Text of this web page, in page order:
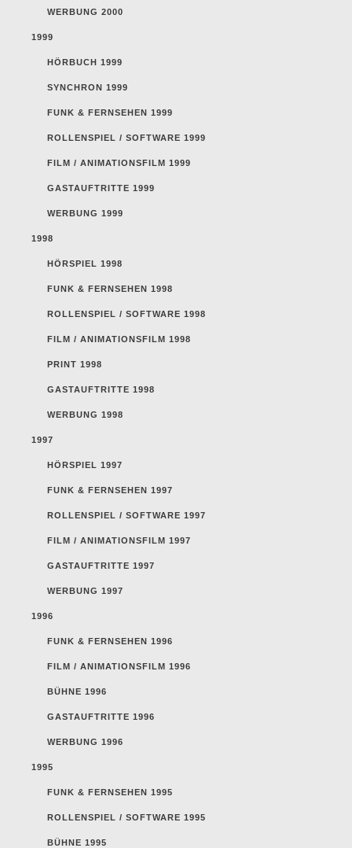
WERBUNG 2000
1999
HÖRBUCH 1999
SYNCHRON 1999
FUNK & FERNSEHEN 1999
ROLLENSPIEL / SOFTWARE 1999
FILM / ANIMATIONSFILM 1999
GASTAUFTRITTE 1999
WERBUNG 1999
1998
HÖRSPIEL 1998
FUNK & FERNSEHEN 1998
ROLLENSPIEL / SOFTWARE 1998
FILM / ANIMATIONSFILM 1998
PRINT 1998
GASTAUFTRITTE 1998
WERBUNG 1998
1997
HÖRSPIEL 1997
FUNK & FERNSEHEN 1997
ROLLENSPIEL / SOFTWARE 1997
FILM / ANIMATIONSFILM 1997
GASTAUFTRITTE 1997
WERBUNG 1997
1996
FUNK & FERNSEHEN 1996
FILM / ANIMATIONSFILM 1996
BÜHNE 1996
GASTAUFTRITTE 1996
WERBUNG 1996
1995
FUNK & FERNSEHEN 1995
ROLLENSPIEL / SOFTWARE 1995
BÜHNE 1995